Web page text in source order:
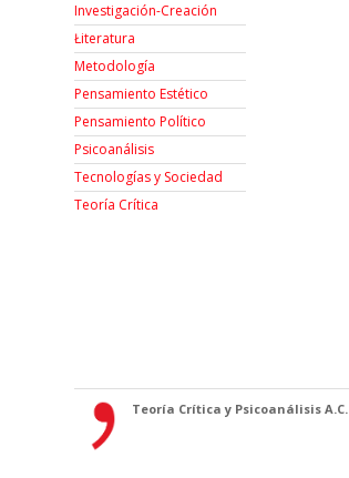
Investigación-Creación
Łiteratura
Metodología
Pensamiento Estético
Pensamiento Político
Psicoanálisis
Tecnologías y Sociedad
Teoría Crítica
Teoría Crítica y Psicoanálisis A.C.